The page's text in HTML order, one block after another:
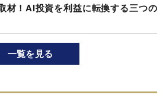
材！AI投資を利益に転換する三つの
一覧を見る